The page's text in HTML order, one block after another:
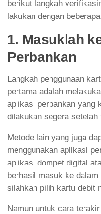
berikut langkah
lakukan dengan
1. Masuklah
Perbankan
Langkah penggunaan
pertama adalah
aplikasi perbankan yang
dilakukan segera
Metode lain yang juga
menggunakan aplikasi
aplikasi dompet digital
berhasil masuk ke
silahkan pilih kartu debit
Namun untuk cara